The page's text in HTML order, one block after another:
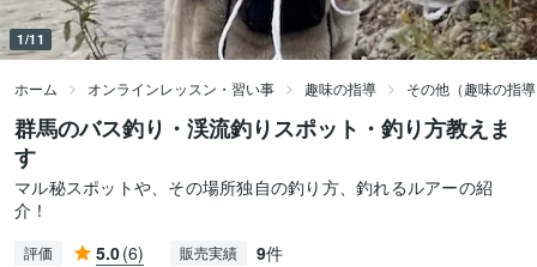
1/11
ホーム オンラインレッスン・習い事 趣味の指導 その他（趣味の指
群馬のバス釣り・渓流釣りスポット・釣り方教えま
す
マル秘スポットや、その場所独自の釣り方、釣れるルアーの紹
介！
評価 5.0(6) 販売実績 9件